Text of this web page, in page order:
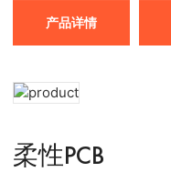
产品详情
柔性PCB